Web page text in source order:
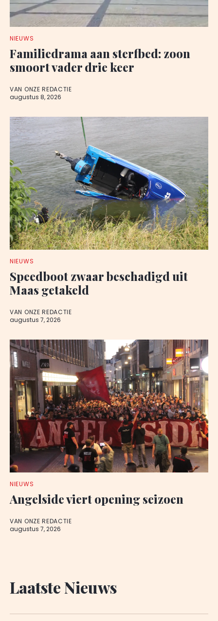
NIEUWS
Familiedrama aan sterfbed: zoon
smoort vader drie keer
VAN ONZE REDACTIE
augustus 8, 2026
NIEUWS
Speedboot zwaar beschadigd uit
Maas getakeld
VAN ONZE REDACTIE
augustus 7, 2026
NIEUWS
Angelside viert opening seizoen
VAN ONZE REDACTIE
augustus 7, 2026
Laatste Nieuws